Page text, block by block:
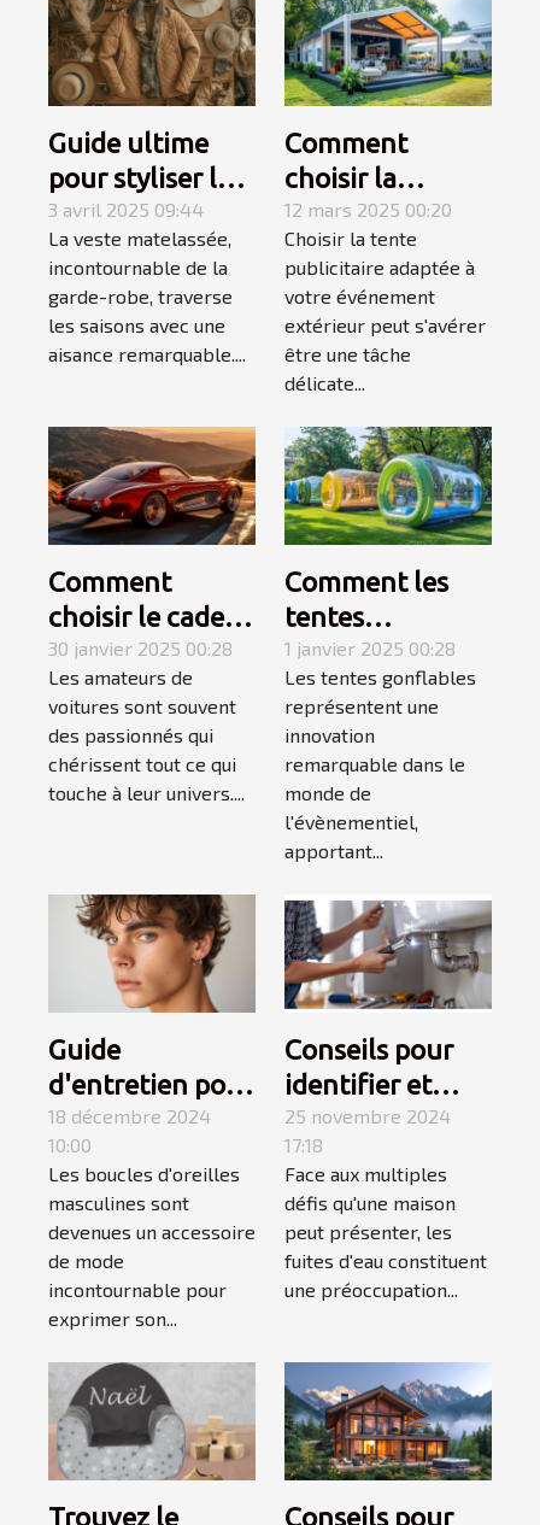
Guide ultime
pour styliser les
vestes
matelassées en
toutes saisons
3 avril 2025 09:44
La veste matelassée,
incontournable de la
garde-robe, traverse
les saisons avec une
aisance remarquable....
Comment
choisir la
meilleure tente
publicitaire pour
votre
événement
extérieur
12 mars 2025 00:20
Choisir la tente
publicitaire adaptée à
votre événement
extérieur peut s'avérer
être une tâche
délicate...
Comment
choisir le cadeau
automobile
parfait pour les
passionnés de
voitures
30 janvier 2025 00:28
Les amateurs de
voitures sont souvent
des passionnés qui
chérissent tout ce qui
touche à leur univers....
Comment les
tentes
gonflables
transforment
l'impact visuel
des évènements
1 janvier 2025 00:28
Les tentes gonflables
représentent une
innovation
remarquable dans le
monde de
l'évènementiel,
apportant...
Guide
d'entretien pour
boucles
d'oreilles
masculines
18 décembre 2024
10:00
Les boucles d'oreilles
masculines sont
devenues un accessoire
de mode
incontournable pour
exprimer son...
Conseils pour
identifier et
réparer les
fuites d'eau
chez soi
25 novembre 2024
17:18
Face aux multiples
défis qu'une maison
peut présenter, les
fuites d'eau constituent
une préoccupation...
Trouvez le Conseils pour